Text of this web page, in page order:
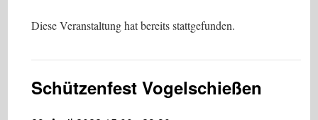
Diese Veranstaltung hat bereits stattgefunden.
Schützenfest Vogelschießen